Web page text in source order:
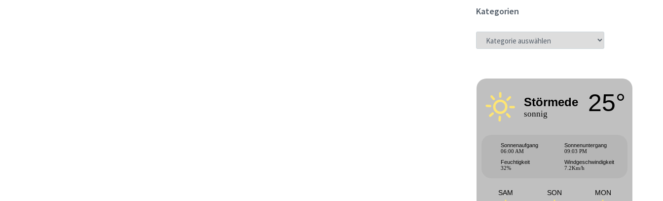
Kategorien
KATEGORIEN
Störmede
sonnig 25°
Sonnenaufgang
06:00 AM
Sonnenuntergang
09:03 PM
Feuchtigkeit
32%
Windgeschwindigkeit
7.2Km/h
SAM SON MON